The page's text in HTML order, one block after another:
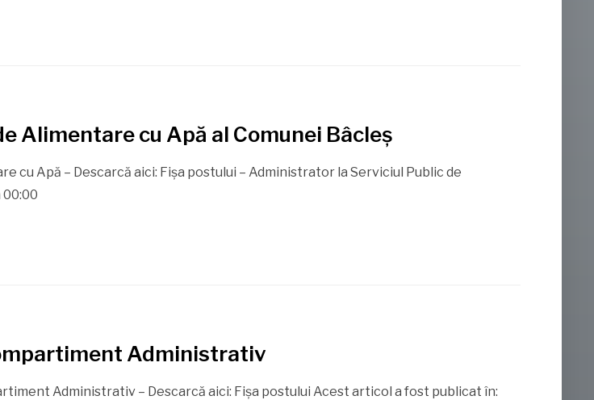
Alimentare cu Apă al Comunei Bâcleș
cu Apă – Descarcă aici: Fișa postului – Administrator la Serviciul Public de
Administrativ
Administrativ – Descarcă aici: Fişa postului Acest articol a fost publicat în: